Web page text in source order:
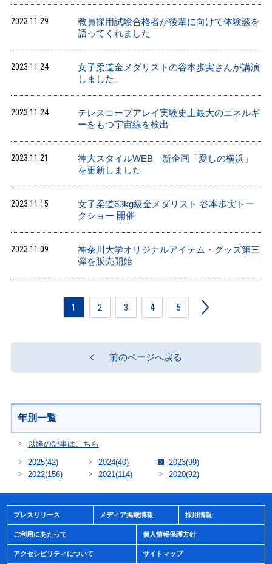
2023.11.29
教員採用試験合格者が後輩に向けて体験談を
語ってくれました
2023.11.24
女子柔道金メダリストの谷本歩実さんが講演
しました。
2023.11.24
テレスコープアレイ実験史上最大のエネルギ
ーをもつ宇宙線を検出
2023.11.21
神大スタイルWEB 新企画「愛しの横浜」
を更新しました
2023.11.15
女子柔道63kg級金メダリスト 谷本歩実トー
クショー 開催
2023.11.09
神奈川大学オリジナルアイテム・グッズ第三
弾を販売開始
1 2 3 4 5
前のページへ戻る
年別一覧
以降の記事はこちら
2025(42) 2024(40) 2023(99)
2022(156) 2021 (114) 2020(92)
プレスリリース メディア掲載情報 採用情報
ご利用にあたって 個人情報保護方針
アクセシビリティについて サイトマップ